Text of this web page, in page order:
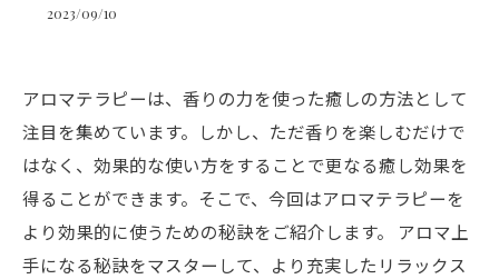
2023/09/10
アロマテラピーは、香りの力を使った癒しの方法として
注目を集めています。しかし、ただ香りを楽しむだけで
はなく、効果的な使い方をすることで更なる癒し効果を
得ることができます。そこで、今回はアロマテラピーを
より効果的に使うための秘訣をご紹介します。 アロマ上
手になる秘訣をマスターして、より充実したリラックス